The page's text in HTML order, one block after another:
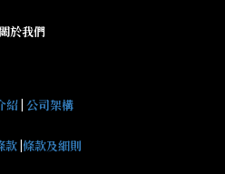
關於我們
紹| 公司架構
款 條款及細則